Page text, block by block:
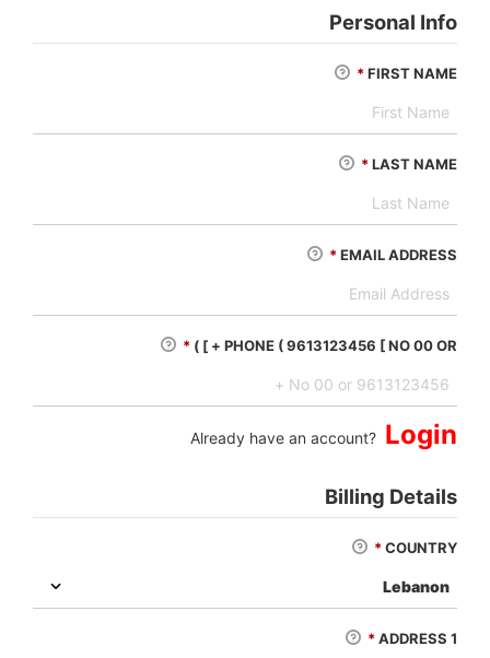
Personal Info
FIRST NAME
*
LAST NAME
*
EMAIL ADDRESS
*
PHONE ( 9613123456 [ NO 00 OR + ] )
*
Already have an account? Login
Billing Details
COUNTRY
*
ADDRESS 1
*